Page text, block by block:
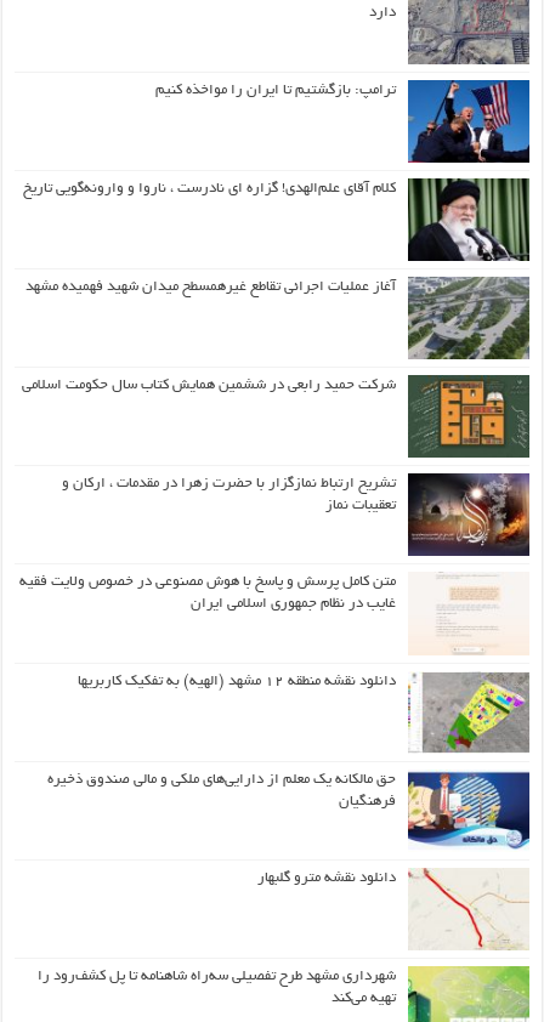
دارد
ترامپ: بازگشتیم تا ایران را مواخذه کنیم
کلام آقای علم‌الهدی! گزاره ای نادرست ، ناروا و وارونه‌گویی تاریخ
آغاز عملیات اجرائی تقاطع غیرهمسطح میدان شهید فهمیده مشهد
شرکت حمید رابعی در ششمین همایش کتاب سال حکومت اسلامی
تشریح ارتباط نمازگزار با حضرت زهرا در مقدمات ، ارکان و
تعقیبات نماز
متن کامل پرسش و پاسخ با هوش مصنوعی در خصوص ولایت فقیه
غایب در نظام جمهوری اسلامی ایران
دانلود نقشه منطقه ۱۲ مشهد (الهیه) به تفکیک کاربریها
حق مالکانه یک معلم از دارایی‌های ملکی و مالی صندوق ذخیره
فرهنگیان
دانلود نقشه مترو گلبهار
شهرداری مشهد طرح تفصیلی سه‌راه شاهنامه تا پل کشف‌رود را
تهیه می‌کند